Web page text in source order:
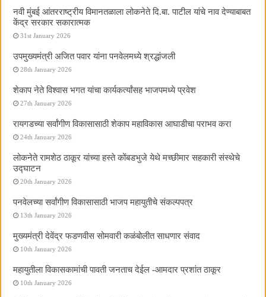
नवी मुंबई आंतरराष्ट्रीय विमानतळाला लोकनेते दि.बा. पाटील यांचे नाव देण्याबाबत
केंद्र सरकार सकारात्मक
31st January 2026
उपमुख्यमंत्री अजित पवार यांना पनवेलमध्ये श्रद्धांजली
28th January 2026
शेकाप नेते विश्वास भगत यांचा कार्यकर्त्यांसह भाजपमध्ये प्रवेश
27th January 2026
रायगडच्या सर्वांगीण विकासासाठी शेकाप महाविकास आघाडीचा पराभव करा
24th January 2026
लोकनेते रामशेठ ठाकूर यांच्या हस्ते कोंबडभुजे येथे मच्छीमार सहकारी संस्थेचे
उद्घाटन
20th January 2026
पनवेलच्या सर्वांगीण विकासासाठी भाजप महायुतीचे संकल्पपत्र
13th January 2026
मुख्यमंत्री देवेंद्र फडणवीस सोमवारी कळंबोलीत साधणार संवाद
10th January 2026
महायुतीला विकासकामांची पावती जनताच देईल -आमदार प्रशांत ठाकूर
10th January 2026